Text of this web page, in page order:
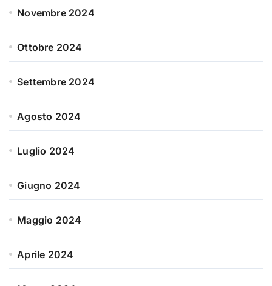
Novembre 2024
Ottobre 2024
Settembre 2024
Agosto 2024
Luglio 2024
Giugno 2024
Maggio 2024
Aprile 2024